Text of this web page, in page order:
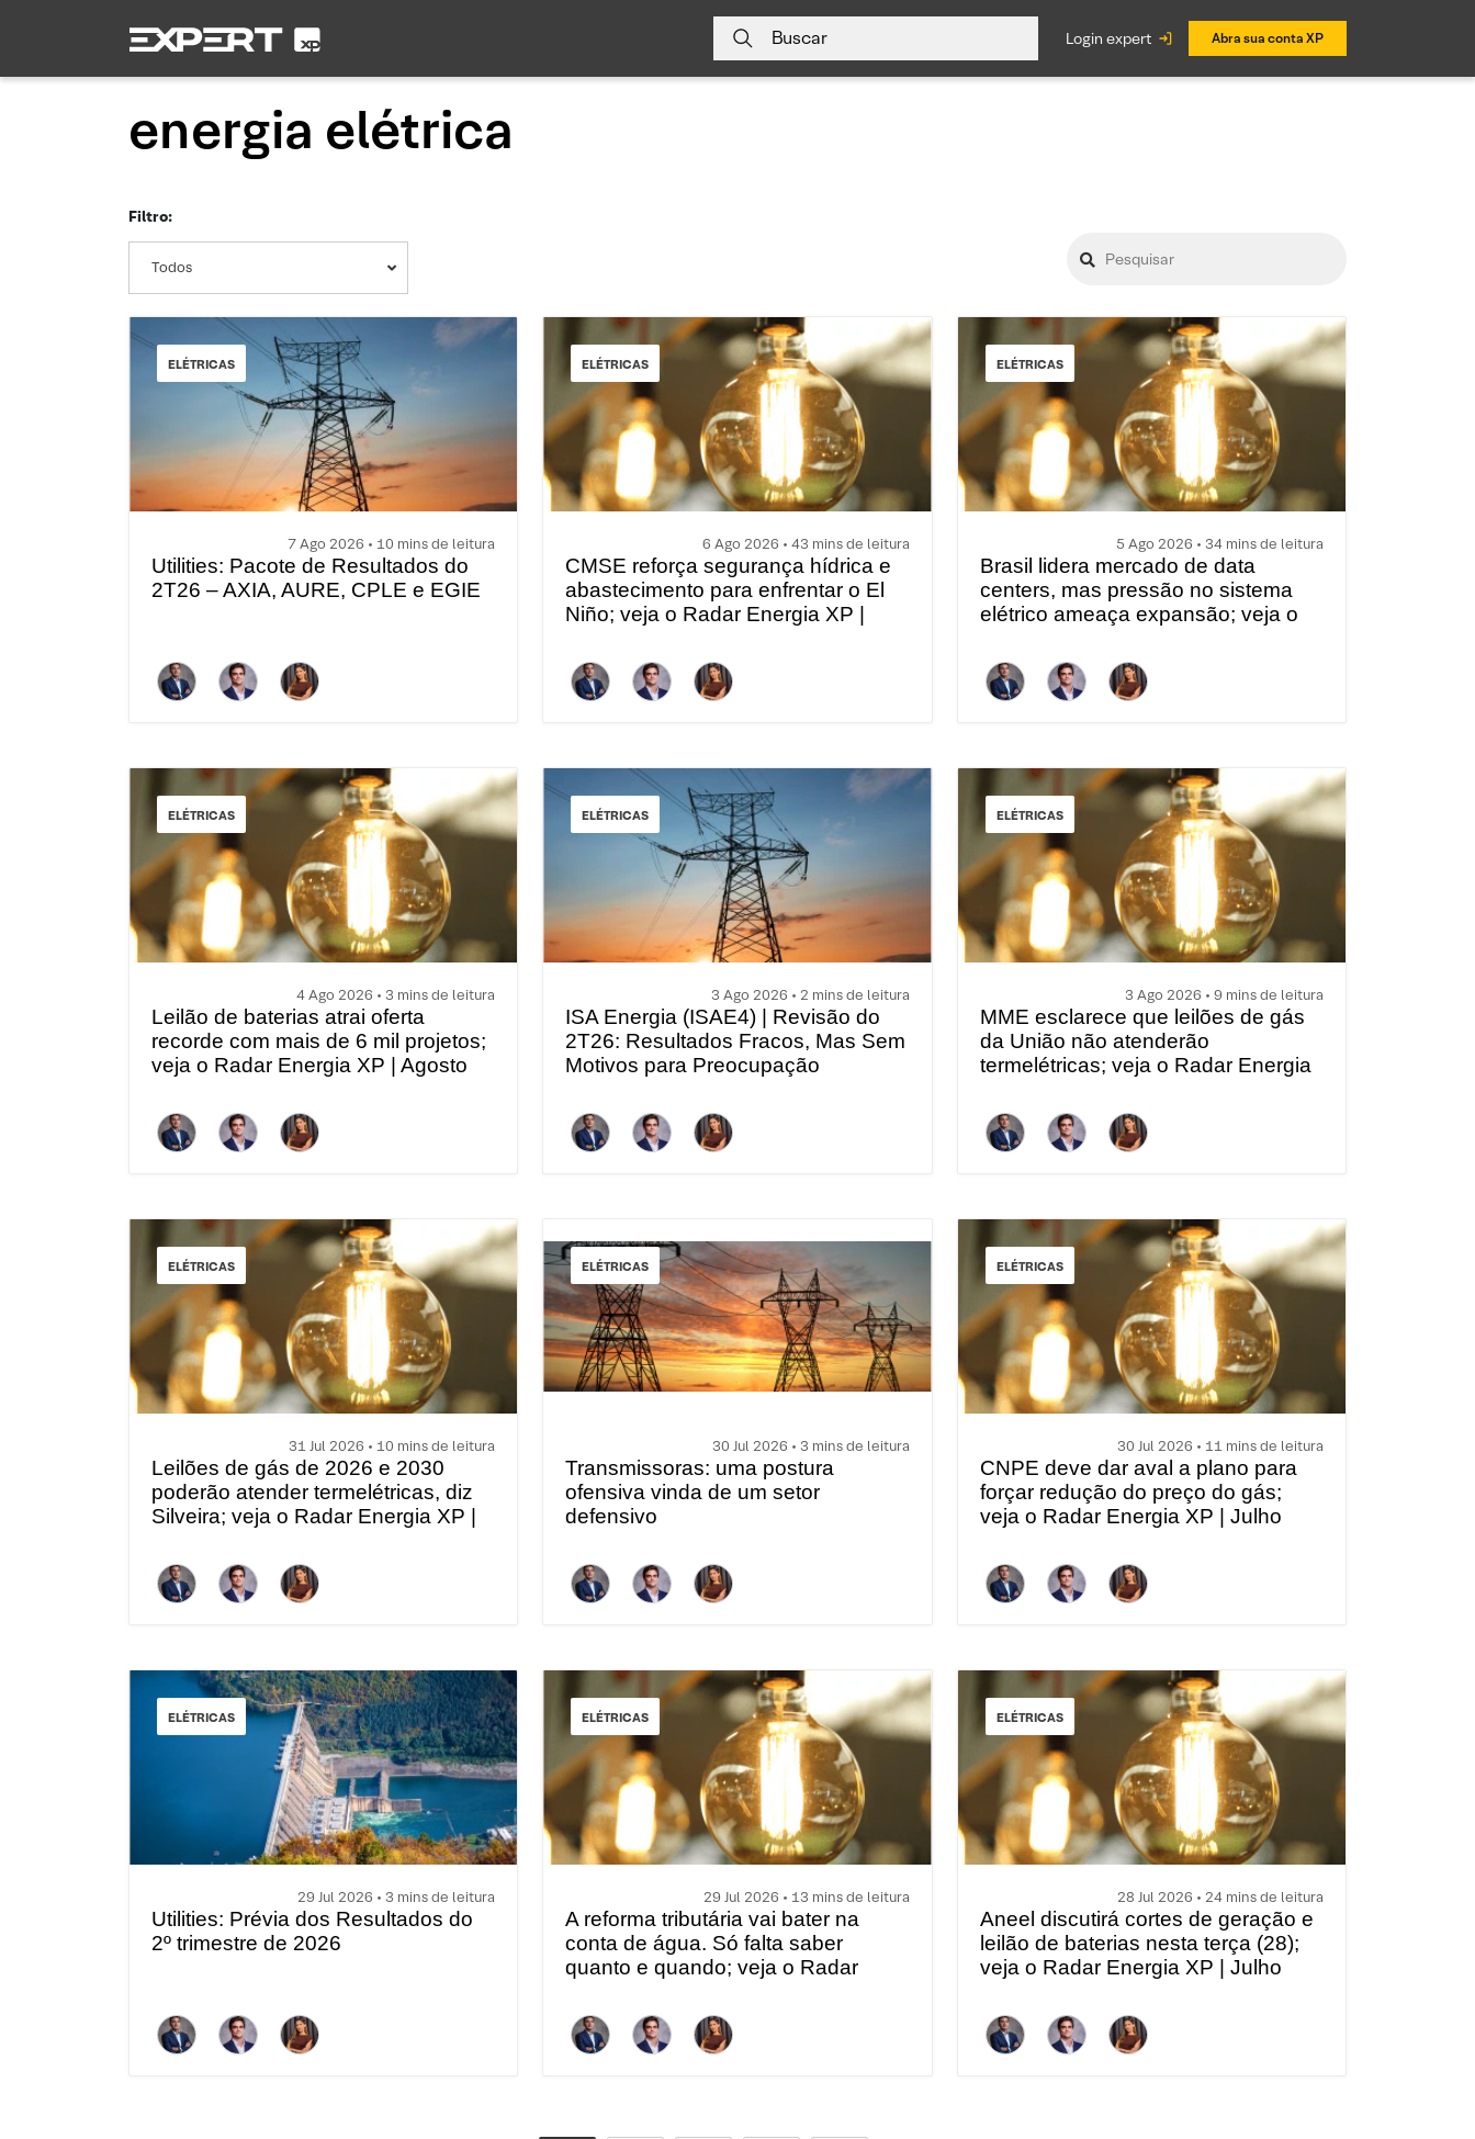
Buscar login expert Abra sua conta XP
energia elétrica
Filtro:
Todos
ELÉTRICAS
7 Ago 2026 • 10 mins de leitura
Utilities: Pacote de Resultados do
2T26 – AXIA, AURE, CPLE e EGIE
ELÉTRICAS
6 Ago 2026 • 43 mins de leitura
CMSE reforça segurança hídrica e
abastecimento para enfrentar o El
Niño; veja o Radar Energia XP |
ELÉTRICAS
5 Ago 2026 • 34 mins de leitura
Brasil lidera mercado de data
centers, mas pressão no sistema
elétrico ameaça expansão; veja o
ELÉTRICAS
4 Ago 2026 • 3 mins de leitura
Leilão de baterias atrai oferta
recorde com mais de 6 mil projetos;
veja o Radar Energia XP | Agosto
ELÉTRICAS
3 Ago 2026 • 2 mins de leitura
ISA Energia (ISAE4) | Revisão do
2T26: Resultados Fracos, Mas Sem
Motivos para Preocupação
ELÉTRICAS
3 Ago 2026 • 9 mins de leitura
MME esclarece que leilões de gás
da União não atenderão
termelétricas; veja o Radar Energia
ELÉTRICAS
31 Jul 2026 • 10 mins de leitura
Leilões de gás de 2026 e 2030
poderão atender termelétricas, diz
Silveira; veja o Radar Energia XP |
ELÉTRICAS
30 Jul 2026 • 3 mins de leitura
Transmissoras: uma postura
ofensiva vinda de um setor
defensivo
ELÉTRICAS
30 Jul 2026 • 11 mins de leitura
CNPE deve dar aval a plano para
forçar redução do preço do gás;
veja o Radar Energia XP | Julho
ELÉTRICAS
29 Jul 2026 • 3 mins de leitura
Utilities: Prévia dos Resultados do
2º trimestre de 2026
ELÉTRICAS
29 Jul 2026 • 13 mins de leitura
A reforma tributária vai bater na
conta de água. Só falta saber
quanto e quando; veja o Radar
ELÉTRICAS
28 Jul 2026 • 24 mins de leitura
Aneel discutirá cortes de geração e
leilão de baterias nesta terça (28);
veja o Radar Energia XP | Julho